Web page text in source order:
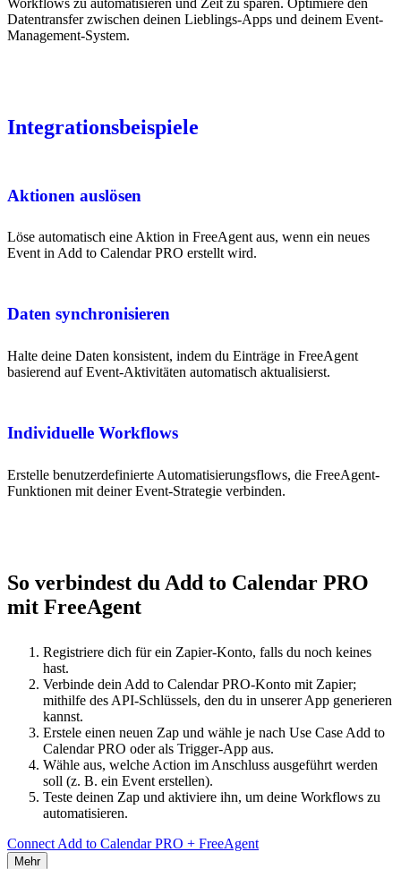
Datentransfer zwischen deinen Lieblings-Apps und deinem Event-
Management-System.
Integrationsbeispiele
Aktionen auslösen
Löse automatisch eine Aktion in FreeAgent aus, wenn ein neues
Event in Add to Calendar PRO erstellt wird.
Daten synchronisieren
Halte deine Daten konsistent, indem du Einträge in FreeAgent
basierend auf Event-Aktivitäten automatisch aktualisierst.
Individuelle Workflows
Erstelle benutzerdefinierte Automatisierungsflows, die FreeAgent-
Funktionen mit deiner Event-Strategie verbinden.
So verbindest du Add to Calendar PRO
mit FreeAgent
Registriere dich für ein Zapier-Konto, falls du noch keines
hast.
Verbinde dein Add to Calendar PRO-Konto mit Zapier;
mithilfe des API-Schlüssels, den du in unserer App generieren
kannst.
Erstele einen neuen Zap und wähle je nach Use Case Add to
Calendar PRO oder als Trigger-App aus.
Wähle aus, welche Action im Anschluss ausgeführt werden
soll (z. B. ein Event erstellen).
Teste deinen Zap und aktiviere ihn, um deine Workflows zu
automatisieren.
Connect Add to Calendar PRO + FreeAgent
Mehr